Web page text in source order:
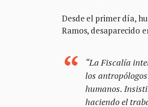
Desde el primer día,
Ramos, desaparecido
“La Fiscalía
los
humanos.
haciendo el